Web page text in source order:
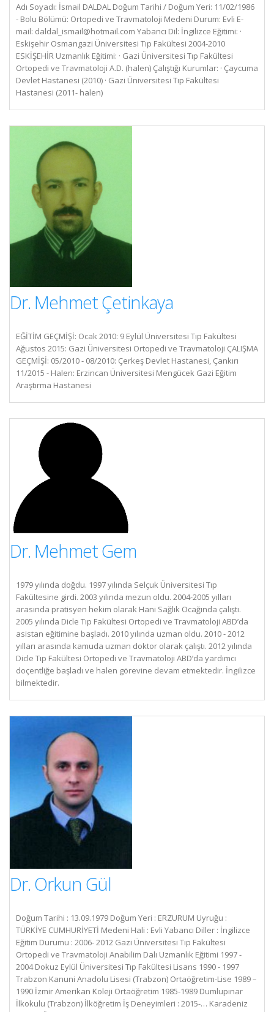
Adı Soyadı: İsmail DALDAL Doğum Tarihi / Doğum Yeri: 11/02/1986
- Bolu Bölümü: Ortopedi ve Travmatoloji Medeni Durum: Evli E-
mail: daldal_ismail@hotmail.com Yabancı Dil: İngilizce Eğitimi: ·
Eskişehir Osmangazi Üniversitesi Tıp Fakültesi 2004-2010
ESKİŞEHİR Uzmanlık Eğitimi: · Gazi Üniversitesi Tıp Fakültesi
Ortopedi ve Travmatoloji A.D. (halen) Çalıştığı Kurumlar: · Çaycuma
Devlet Hastanesi (2010) · Gazi Üniversitesi Tıp Fakültesi
Hastanesi (2011- halen)
Dr. Mehmet Çetinkaya
EĞİTİM GEÇMİŞİ: Ocak 2010: 9 Eylül Üniversitesi Tıp Fakültesi
Ağustos 2015: Gazi Üniversitesi Ortopedi ve Travmatoloji ÇALIŞMA
GEÇMİŞİ: 05/2010 - 08/2010: Çerkeş Devlet Hastanesi, Çankırı
11/2015 - Halen: Erzincan Üniversitesi Mengücek Gazi Eğitim
Araştırma Hastanesi
Dr. Mehmet Gem
1979 yılında doğdu. 1997 yılında Selçuk Üniversitesi Tıp
Fakültesine girdi. 2003 yılında mezun oldu. 2004-2005 yılları
arasında pratisyen hekim olarak Hani Sağlık Ocağında çalıştı.
2005 yılında Dicle Tıp Fakültesi Ortopedi ve Travmatoloji ABD’da
asistan eğitimine başladı. 2010 yılında uzman oldu. 2010 - 2012
yılları arasında kamuda uzman doktor olarak çalıştı. 2012 yılında
Dicle Tıp Fakültesi Ortopedi ve Travmatoloji ABD’da yardımcı
doçentliğe başladı ve halen görevine devam etmektedir. İngilizce
bilmektedir.
Dr. Orkun Gül
Doğum Tarihi : 13.09.1979 Doğum Yeri : ERZURUM Uyruğu :
TÜRKİYE CUMHURİYETİ Medeni Hali : Evli Yabancı Diller : İngilizce
Eğitim Durumu : 2006- 2012 Gazi Üniversitesi Tıp Fakültesi
Ortopedi ve Travmatoloji Anabilim Dalı Uzmanlık Eğitimi 1997 -
2004 Dokuz Eylül Üniversitesi Tıp Fakültesi Lisans 1990 - 1997
Trabzon Kanuni Anadolu Lisesi (Trabzon) Ortaöğretim-Lise 1989 –
1990 İzmir Amerikan Koleji Ortaöğretim 1985-1989 Dumlupınar
İlkokulu (Trabzon) İlköğretim İş Deneyimleri : 2015-… Karadeniz